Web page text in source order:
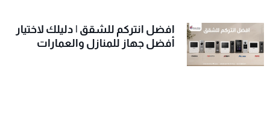
افضل انتركم للشقق | دليلك لاختيار
أفضل جهاز للمنازل والعمارات